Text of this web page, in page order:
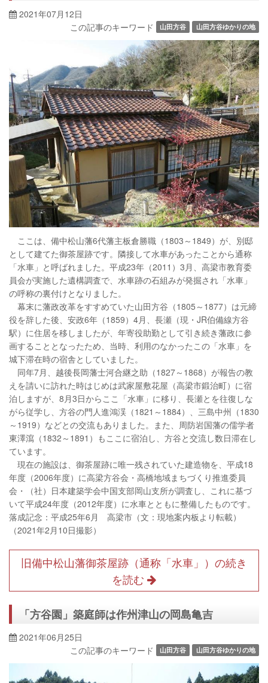
2021年07月12日
この記事のキーワード
山田方谷 山田方谷ゆかりの地
ここは、備中松山藩6代藩主板倉勝職（1803～1849）が、別邸
として建てた御茶屋跡です。隣接して水車があったことから通称
「水車」と呼ばれました。平成23年（2011）3月、高梁市教育委
員会が実施した遺構調査で、水車跡の石組みが発掘され「水車」
の呼称の裏付けとなりました。
幕末に藩政改革をすすめていた山田方谷（1805～1877）は元締
役を辞した後、安政6年（1859）4月、長瀬（現・JR伯備線方谷
駅）に住居を移しましたが、年寄役助勤として引き続き藩政に参
画することとなったため、当時、利用のなかったこの「水車」を
城下滞在時の宿舎としていました。
同年7月、越後長岡藩士河合継之助（1827～1868）が報告の教
えを請いに訪れた時はじめは武家屋敷花屋（高梁市鍛治町）に宿
泊しますが、8月3日からここ「水車」に移り、長瀬とを往復しな
がら従学し、方谷の門人進鴻渓（1821～1884）、三島中州（1830
～1919）などとの交流もありました。また、周防岩国藩の儒学者
東澤瀉（1832～1891）もここに宿泊し、方谷と交流し数日滞在し
ています。
現在の施設は、御茶屋跡に唯一残されていた建造物を、平成18
年度（2006年度）に高梁方谷会・高橋地域まちづくり推進委員
会・（社）日本建築学会中国支部岡山支所が調査し、これに基づ
いて平成24年度（2012年度）に水車とともに整備したものです。
落成記念：平成25年6月 高梁市（文：現地案内板より転載）
（2021年2月10日撮影）
旧備中松山藩御茶屋跡（通称「水車」）の続き
を読む
「方谷園」築庭師は作州津山の岡島亀吉
2021年06月25日
この記事のキーワード
山田方谷 山田方谷ゆかりの地